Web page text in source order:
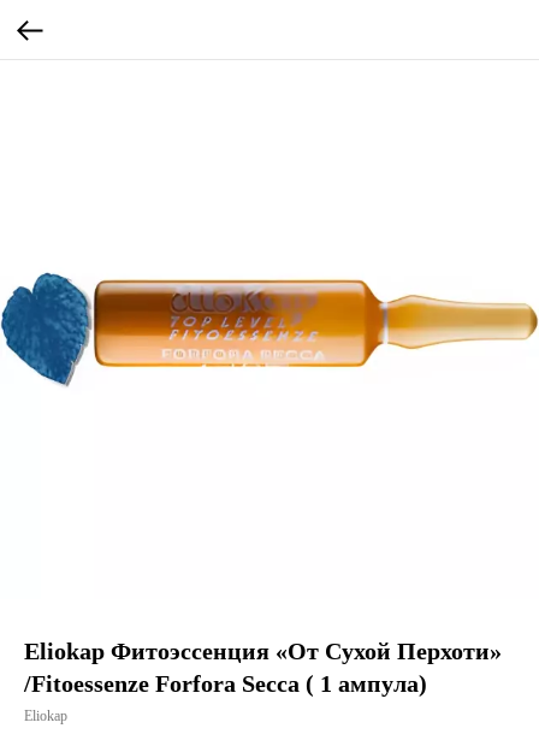
Eliokap Фитоэссенция «От Сухой Перхоти»
/Fitoessenze Forfora Secca ( 1 ампула)
Eliokap